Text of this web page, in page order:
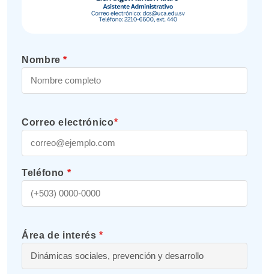
Nombre*
Correo electrónico*
Teléfono *
Área de interés*